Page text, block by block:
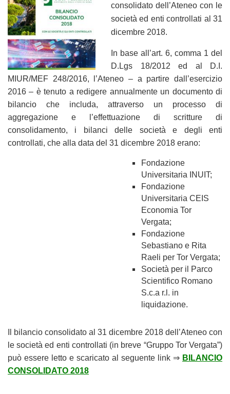
consolidato dell’Ateneo con le
società ed enti controllati al 31
dicembre 2018.
In base all’art. 6, comma 1 del
D.Lgs 18/2012 ed al D.I.
MIUR/MEF 248/2016, l’Ateneo – a partire dall’esercizio
2016 – è tenuto a redigere annualmente un documento di
bilancio che includa, attraverso un processo di
aggregazione e l’effettuazione di scritture di
consolidamento, i bilanci delle società e degli enti
controllati, che alla data del 31 dicembre 2018 erano:
Fondazione
Universitaria INUIT;
Fondazione
Universitaria CEIS
Economia Tor
Vergata;
Fondazione
Sebastiano e Rita
Raeli per Tor Vergata;
Società per il Parco
Scientifico Romano
S.c.a r.l. in
liquidazione.
Il bilancio consolidato al 31 dicembre 2018 dell’Ateneo con
le società ed enti controllati (in breve “Gruppo Tor Vergata”)
può essere letto e scaricato al seguente link ⇒ BILANCIO
CONSOLIDATO 2018